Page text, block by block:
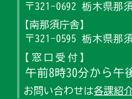
〒321-0692 栃木県那
【南那須庁舎】
〒321-0595 栃木県那
【窓口受付】
午前8時30分から午
お問い合わせは各課紹